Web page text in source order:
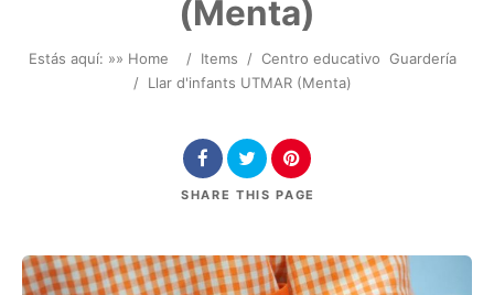
(Menta)
Estás aquí: »» Home / Items / Centro educativo Guardería
/ Llar d'infants UTMAR (Menta)
SHARE THIS PAGE